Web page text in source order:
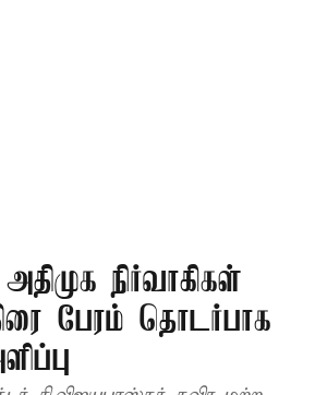
நிர்வாகிகள்
பேரம் தொடர்பாக